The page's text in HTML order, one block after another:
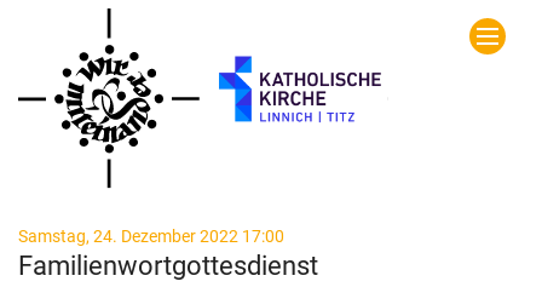
Zum Inhalt springen
Samstag, 24. Dezember 2022 17:00
Familienwortgottesdienst